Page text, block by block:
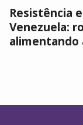
Resistência
Venezuela:
alimentando